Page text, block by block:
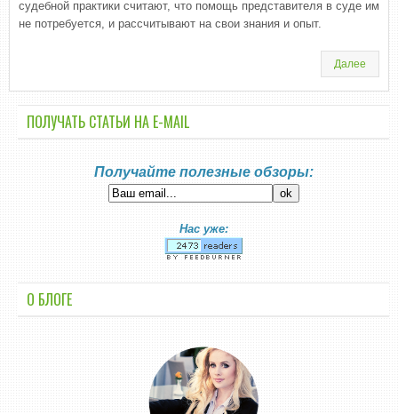
судебной практики считают, что помощь представителя в суде им
не потребуется, и рассчитывают на свои знания и опыт.
Далее
ПОЛУЧАТЬ СТАТЬИ НА E-MАIL
Получайте полезные обзоры:
Нас уже:
О БЛОГЕ